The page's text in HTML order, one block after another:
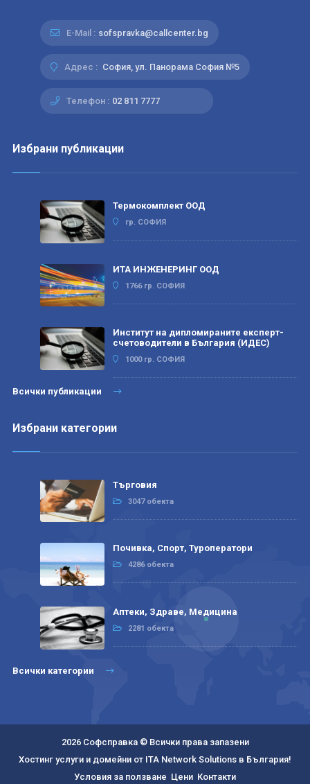
E-Mail : sofspravka@callcenter.bg
Адрес : София, ул. Панорама София №5
Телефон : 02 811 7777
Избрани публикации
Термокомплект ООД
гр. СОФИЯ
ИТА ИНЖЕНЕРИНГ ООД
1766 гр. СОФИЯ
Институт на дипломираните експерт-
счетоводители в България (ИДЕС)
1000 гр. СОФИЯ
Всички публикации
Избрани категории
Търговия
3047 обекта
Почивка, Спорт, Туроператори
4286 обекта
Аптеки, Здраве, Медицина
2281 обекта
Всички категории
2026 Софсправка © Всички права запазени
Хостинг услуги и домейни от ITA Network Solutions в България!
Условия за ползване Цени Контакти